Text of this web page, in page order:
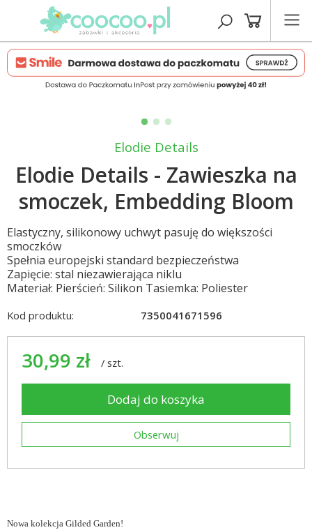
Elodie Details
Elodie Details - Zawieszka na
smoczek, Embedding Bloom
Elastyczny, silikonowy uchwyt pasuję do większości
smoczków
Spełnia europejski standard bezpieczeństwa
Zapięcie: stal niezawierająca niklu
Materiał: Pierścień: Silikon Tasiemka: Poliester
Kod produktu: 7350041671596
30,99 zł / szt.
Dodaj do koszyka
Obserwuj
Nowa kolekcja Gilded Garden!